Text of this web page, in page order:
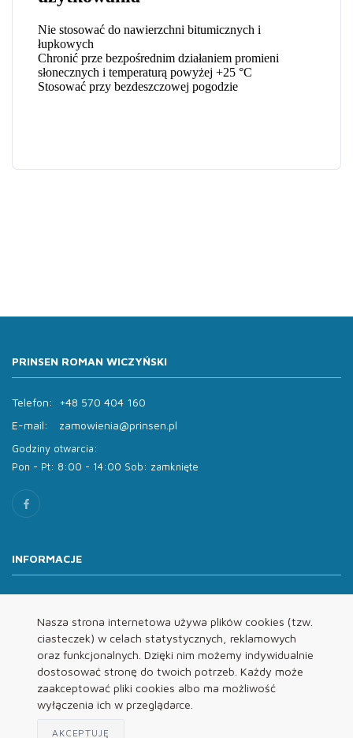
Nasza strona internetowa używa plików cookies (tzw.
ciasteczek) w celach statystycznych, reklamowych
oraz funkcjonalnych. Dzięki nim możemy indywidualnie
dostosować stronę do twoich potrzeb. Każdy może
zaakceptować pliki cookies albo ma możliwość
wyłączenia ich w przeglądarce.
AKCEPTUJĘ
PRINSEN ROMAN WICZYŃSKI
Telefon:
+48 570 404 160
E-mail:
zamowienia@prinsen.pl
Godziny otwarcia:
Pon - Pt: 8:00 - 14:00 Sob: zamknięte
INFORMACJE
Oferta
Kontakt
REGULAMINY
Regulamin
Polityka Prywatności